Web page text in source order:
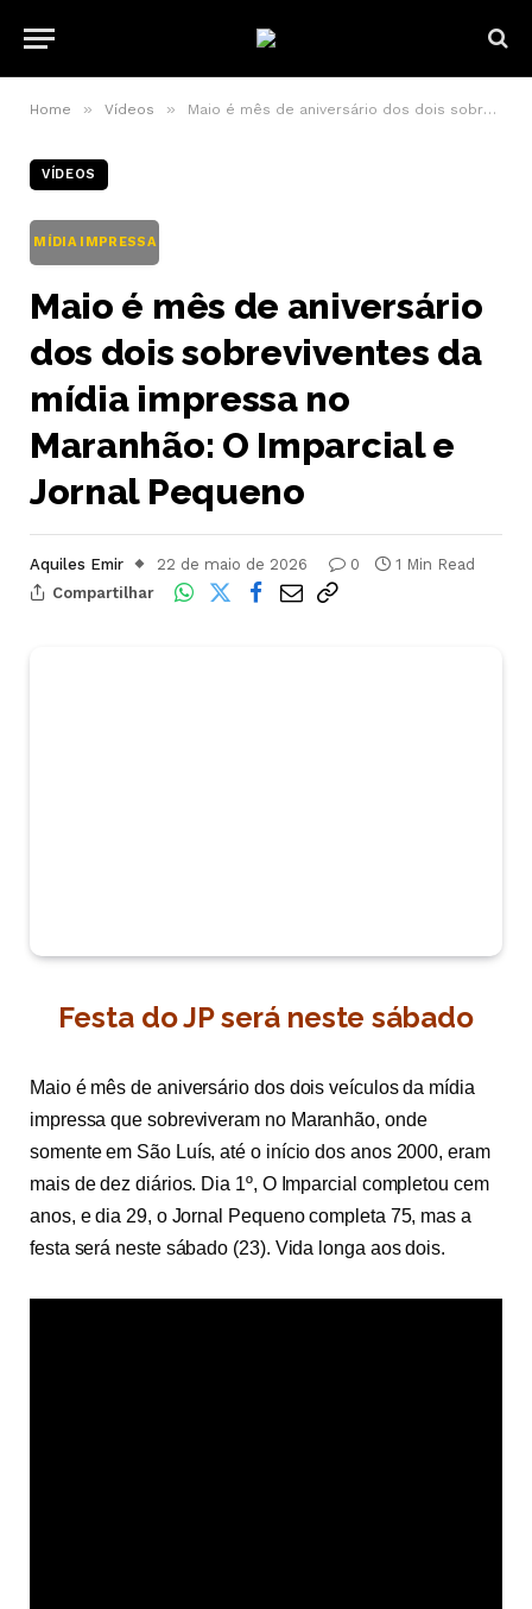
Home » Vídeos » Maio é mês de aniversário dos dois sobreviventes da mídia impressa no Maranhão: O Imparcial e Jornal Pequeno
VÍDEOS
MÍDIA IMPRESSA
Maio é mês de aniversário
dos dois sobreviventes da
mídia impressa no
Maranhão: O Imparcial e
Jornal Pequeno
Aquiles Emir 22 de maio de 2026 0
1 Min Read
Compartilhar
Festa do JP será neste sábado
Maio é mês de aniversário dos dois veículos da mídia
impressa que sobreviveram no Maranhão, onde
somente em São Luís, até o início dos anos 2000, eram
mais de dez diários. Dia 1º, O Imparcial completou cem
anos, e dia 29, o Jornal Pequeno completa 75, mas a
festa será neste sábado (23). Vida longa aos dois.